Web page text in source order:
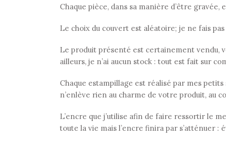
Chaque pièce, dans sa manière d’être
Le choix du couvert est aléatoire; je ne fais
Le produit présenté est certainement vendu,
ailleurs, je n’ai aucun stock : tout est fait sur
Chaque estampillage est réalisé par mes
n’enlève rien au charme de votre produit, au
L’encre que j’utilise afin de faire ressortir le
toute la vie mais l’encre finira par s’atténuer :